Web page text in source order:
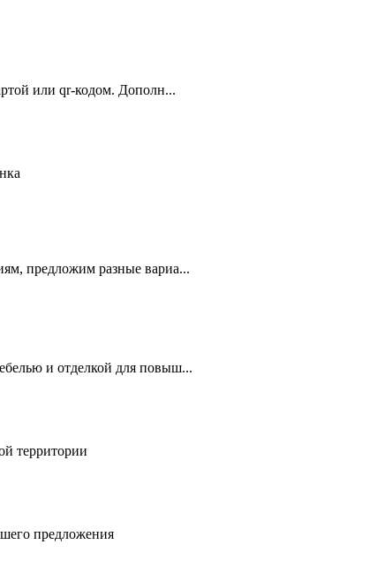
или qr-кодом. Дополн...
предложим разные вариа...
и отделкой для повыш...
территории
предложения